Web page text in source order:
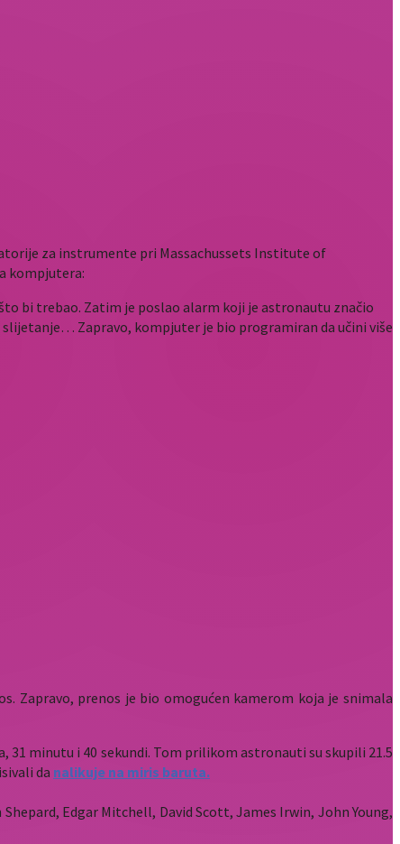
za instrumente pri Massachussets Institute of
kompjutera:
bi trebao. Zatim je poslao alarm koji je astronautu značio
slijetanje… Zapravo, kompjuter je bio programiran da učini više
Zapravo, prenos je bio omogućen kamerom koja je snimala
31 minutu i 40 sekundi. Tom prilikom astronauti su skupili 21.5
da nalikuje na miris baruta.
Edgar Mitchell, David Scott, James Irwin, John Young,